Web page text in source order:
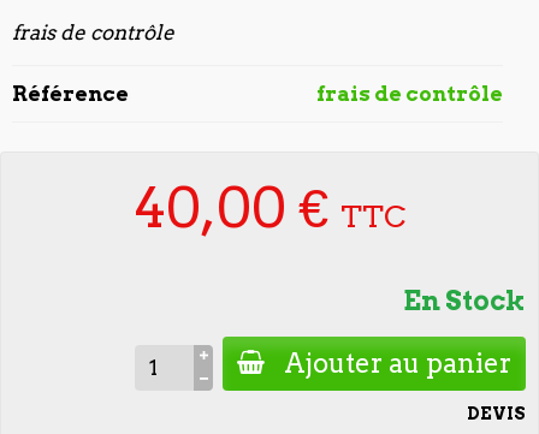
frais de contrôle
Référence frais de contrôle
40,00 € TTC
En Stock
Ajouter au panier
DEVIS